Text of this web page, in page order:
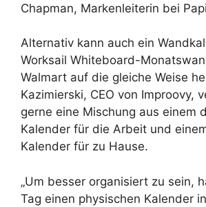
Chapman, Markenleiterin bei
Alternativ kann auch ein
Worksail Whiteboard-
Walmart auf die gleiche Weise
Kazimierski, CEO von Improovy,
gerne eine Mischung aus einem
Kalender für die Arbeit und
Kalender für zu Hause.
„Um besser organisiert zu sein,
Tag einen physischen Kalender